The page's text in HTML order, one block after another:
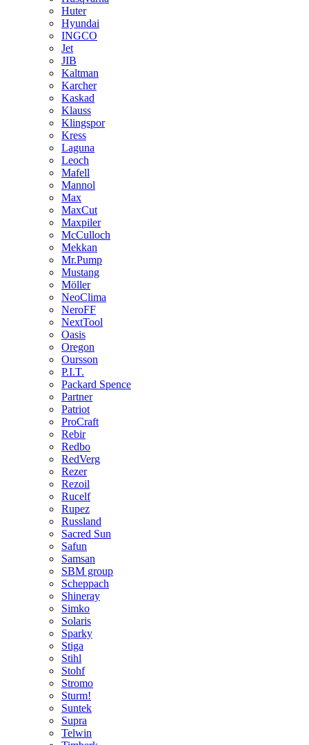
Huter
Hyundai
INGCO
Jet
JIB
Kaltman
Karcher
Kaskad
Klauss
Klingspor
Kress
Laguna
Leoch
Mafell
Mannol
Max
MaxCut
Maxpiler
McCulloch
Mekkan
Mr.Pump
Mustang
Möller
NeoClima
NeroFF
NextTool
Oasis
Oregon
Oursson
P.I.T.
Packard Spence
Partner
Patriot
ProCraft
Rebir
Redbo
RedVerg
Rezer
Rezoil
Rucelf
Rupez
Russland
Sacred Sun
Safun
Samsan
SBM group
Scheppach
Shineray
Simko
Solaris
Sparky
Stiga
Stihl
Stohf
Stromo
Sturm!
Suntek
Supra
Telwin